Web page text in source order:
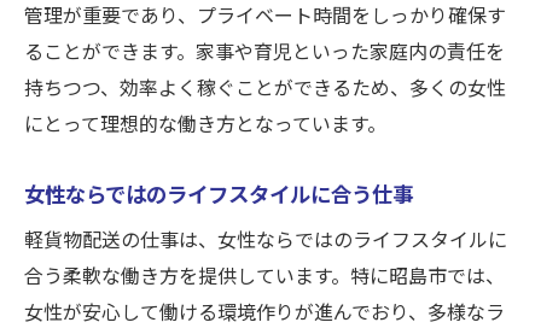
管理が重要であり、プライベート時間をしっかり確保す
ることができます。家事や育児といった家庭内の責任を
持ちつつ、効率よく稼ぐことができるため、多くの女性
にとって理想的な働き方となっています。
女性ならではのライフスタイルに合う仕事
軽貨物配送の仕事は、女性ならではのライフスタイルに
合う柔軟な働き方を提供しています。特に昭島市では、
女性が安心して働ける環境作りが進んでおり、多様なラ